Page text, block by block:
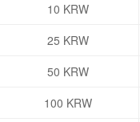
10 KRW
25 KRW
50 KRW
100 KRW